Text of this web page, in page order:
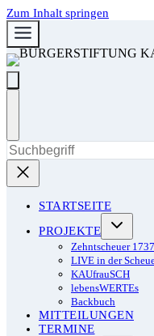
Zum Inhalt springen
STARTSEITE
PROJEKTE
Zehntscheuer 1737
LIVE in der
KAUfrauSCH
lebensWERTEs
Backbuch
MITTEILUNGEN
TERMINE